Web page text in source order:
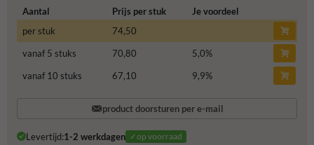
Aantal Prijs per stuk
Je voordeel
per stuk
74,50
vanaf 5 stuks
70,80 5,0%
vanaf 10 stuks
67,10 9,9%
product doorsturen per e-mail
Levertijd:1-2 werkdagen ✓op voorraad